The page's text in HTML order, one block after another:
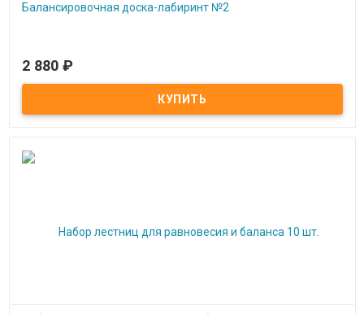
Балансировочная доска-лабиринт №2
Под заказ
Балансировочная доска-лабиринт №2
2 880 ₽